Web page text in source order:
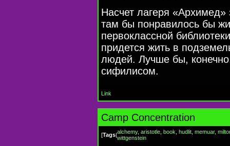
Насчет лагеря
там бы понравилось бы
первоклассной
придется жить в
людей. Лучше бы,
сифилисом.
Link
Camp Concentration
[Tags alchemy, aristotle book hudlit memuar,
wittgenstein